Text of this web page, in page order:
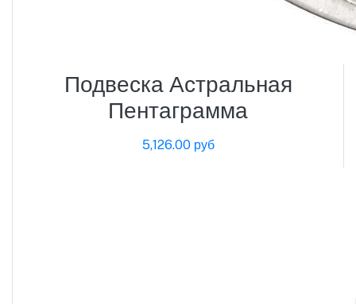
Подвеска Астральная
Пентаграмма
5,126.00 руб